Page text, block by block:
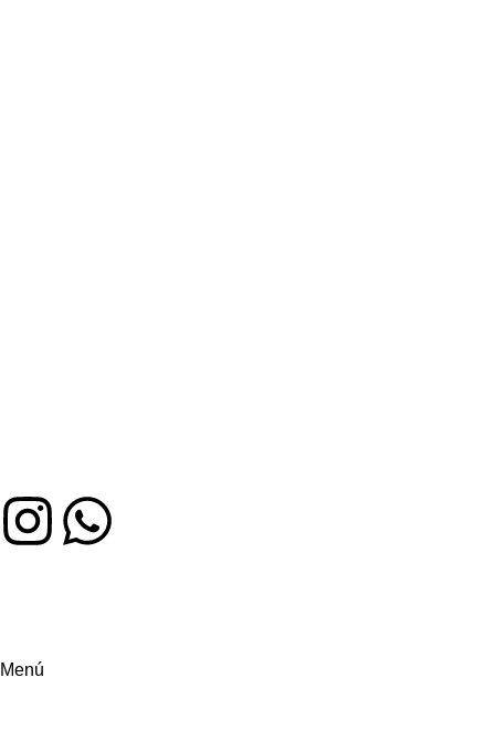
Menú